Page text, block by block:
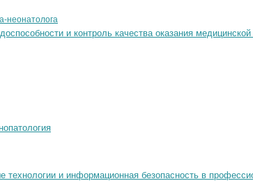
неонатолога
и контроль качества оказания
и информационная безопасность в